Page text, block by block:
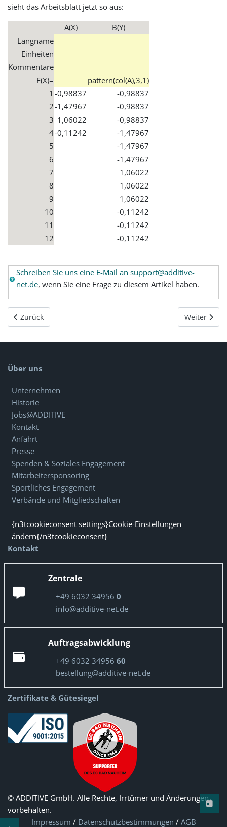
sieht das Arbeitsblatt jetzt so aus:
A(X)
B(Y)
Langname
Einheiten
Kommentare
F(X)=
pattern(col(A),3,1)
1 -0,98837
-0,98837
2-1,47967
-0,98837
3 1,06022
-0,98837
4-0,11242
-1,47967
5
-1,47967
6
-1,47967
7
1,06022
8
1,06022
9
1,06022
10
-0,11242
11
-0,11242
12
-0,11242
Schreiben Sie uns eine E-Mail an support@additive-
net.de, wenn Sie eine Frage zu diesem Artikel haben.
Vorheriger Beitrag: Origin 2023 - Zellen in einem Arbeitsblatt
Zurück Nächster
Weiter
Über uns
Unternehmen
Historie
Jobs@ADDITIVE
Kontakt
Anfahrt
Presse
Spenden & Soziales Engagement
Mitarbeitersponsoring
Sportliches Engagement
Verbände und Mitgliedschaften
{n3tcookieconsent settings}Cookie-Einstellungen
ändern{/n3tcookieconsent}
Kontakt
Zentrale
+49 6032 34956 0
info@additive-net.de
Auftragsabwicklung
+49 6032 34956 60
bestellung@additive-net.de
Zertifikate & Gütesiegel
© ADDITIVE GmbH. Alle Rechte, Irrtümer und Änderungen
vorbehalten.
Impressum / Datenschutzbestimmungen / AGB